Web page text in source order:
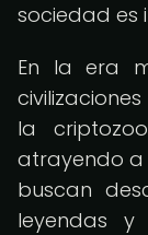
sociedad es
En la era
la
atrayendo a
buscan
leyendas